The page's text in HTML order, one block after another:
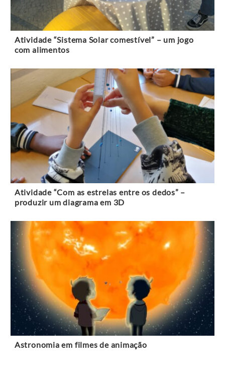
Atividade “Sistema Solar comestível” – um jogo
com alimentos
Atividade “Com as estrelas entre os dedos” –
produzir um diagrama em 3D
Astronomia em filmes de animação